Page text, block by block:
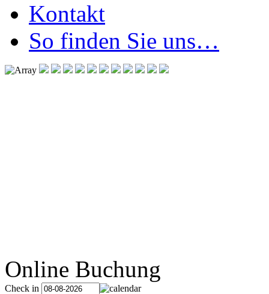
Kontakt
So finden Sie uns…
Online Buchung
Check in